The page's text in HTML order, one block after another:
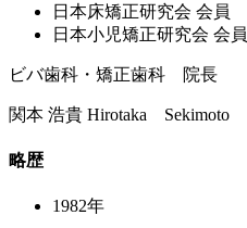
⽇本床矯正研究会 会員
⽇本⼩児矯正研究会 会員
ビバ歯科・矯正歯科 院長
関本 浩貴 Hirotaka Sekimoto
略歴
1982年